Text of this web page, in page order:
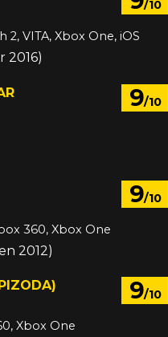
/10
2, VITA, Xbox One, iOS
2016)
9/10
9/10
360, Xbox One
2012)
9/10
Xbox One